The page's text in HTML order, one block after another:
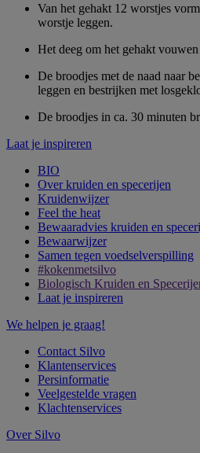
Van het gehakt 12 worstjes
worstje leggen.
Het deeg om het gehakt
De broodjes met de naad naar
leggen en bestrijken met
De broodjes in ca. 30 minuten
Laat je inspireren
BIO
Over kruiden en specerijen
Kruidenwijzer
Feel the heat
Bewaaradvies kruiden en
Bewaarwijzer
Samen tegen voedselverspilling
#kokenmetsilvo
Biologisch Kruiden en
Laat je inspireren
We helpen je graag!
Contact Silvo
Klantenservices
Persinformatie
Veelgestelde vragen
Klachtenservices
Over Silvo